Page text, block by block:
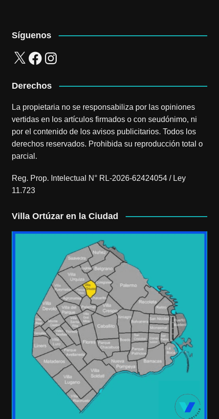
Síguenos
X FacebookInstagram
Derechos
La propietaria no se responsabiliza por las opiniones
vertidas en los artículos firmados o con seudónimo, ni
por el contenido de los avisos publicitarios. Todos los
derechos reservados. Prohibida su reproducción total o
parcial.
Reg. Prop. Intelectual N° RL-2026-62424054 / Ley
11.723
Villa Ortúzar en la Ciudad